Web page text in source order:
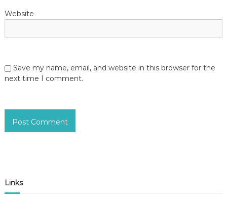
Website
Save my name, email, and website in this browser for the
next time I comment.
Links